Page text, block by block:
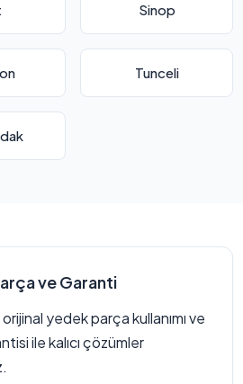
Sinop
Tunceli
ve Garanti
yedek parça kullanımı ve
ile kalıcı çözümler